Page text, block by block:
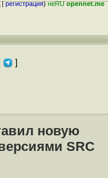
|регистрация)неRUopennet.me
]
новую
SRC